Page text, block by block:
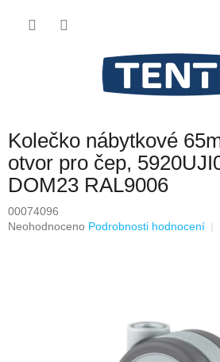
Kolečko nábytkové
otvor pro čep,
DOM23 RAL9006
00074096
Průměrné
Neohodnoceno Podrobnosti hodnocení